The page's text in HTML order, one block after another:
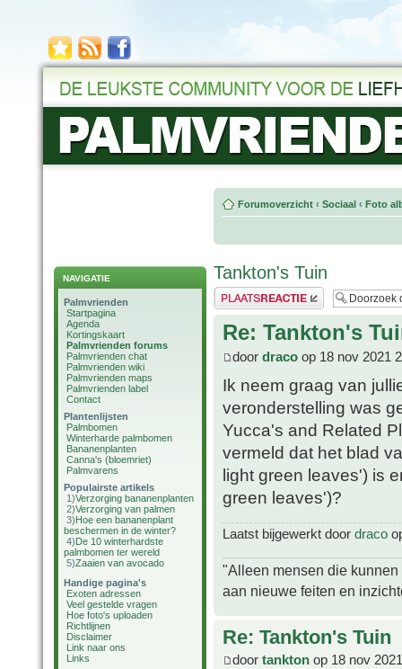
NAVIGATIE
Palmvrienden
Startpagina
Agenda
Kortingskaart
Palmvrienden forums
Palmvrienden chat
Palmvrienden wiki
Palmvrienden maps
Palmvrienden label
Contact
Plantenlijsten
Palmbomen
Winterharde palmbomen
Bananenplanten
Canna's (bloemriet)
Palmvarens
Populairste artikels
1)Verzorging bananenplanten
2)Verzorging van palmen
3)Hoe een bananenplant
beschermen in de winter?
4)De 10 winterhardste
palmbomen ter wereld
5)Zaaien van avocado
Handige pagina's
Exoten adressen
Veel gestelde vragen
Hoe foto's uploaden
Richtlijnen
Disclaimer
Link naar ons
Links
Forumoverzicht ‹ Sociaal ‹ Foto
Tankton's Tuin
Plaats een reactie
Re: Tankton's
door draco op 18 nov 2021
Ik neem graag van
veronderstelling was
Yucca's and Related
vermeld dat het blad
light green leaves') is
green leaves')?
Laatst bijgewerkt door draco
"Alleen mensen die
aan nieuwe feiten en
Re: Tankton's Tuin
door tankton op 18 nov